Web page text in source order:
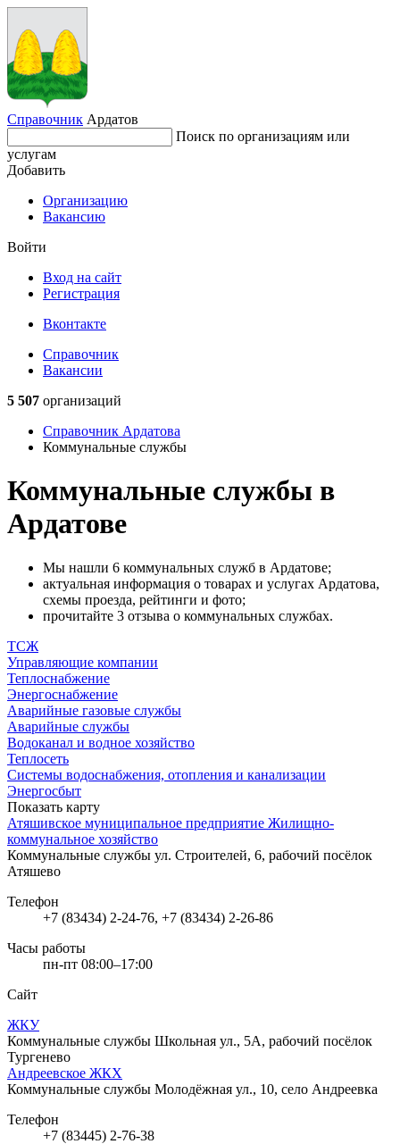
Справочник Ардатов
Поиск по организациям или
услугам
Добавить
Организацию
Вакансию
Войти
Вход на сайт
Регистрация
Вконтакте
Справочник
Вакансии
5 507 организаций
Справочник Ардатова
Коммунальные службы
Коммунальные службы в
Ардатове
Мы нашли 6 коммунальных служб в Ардатове;
актуальная информация о товарах и услугах Ардатова,
схемы проезда, рейтинги и фото;
прочитайте 3 отзыва о коммунальных службах.
ТСЖ
Управляющие компании
Теплоснабжение
Энергоснабжение
Аварийные газовые службы
Аварийные службы
Водоканал и водное хозяйство
Теплосеть
Системы водоснабжения, отопления и канализации
Энергосбыт
Показать карту
Атяшивское муниципальное предприятие Жилищно-
коммунальное хозяйство
Коммунальные службы ул. Строителей, 6, рабочий посёлок
Атяшево
Телефон
+7 (83434) 2-24-76, +7 (83434) 2-26-86
Часы работы
пн-пт 08:00–17:00
Сайт
ЖКУ
Коммунальные службы Школьная ул., 5А, рабочий посёлок
Тургенево
Андреевское ЖКХ
Коммунальные службы Молодёжная ул., 10, село Андреевка
Телефон
+7 (83445) 2-76-38